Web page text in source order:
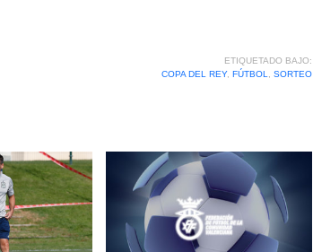
ETIQUETADO BAJO:
COPA DEL REY, FÚTBOL SORTEO